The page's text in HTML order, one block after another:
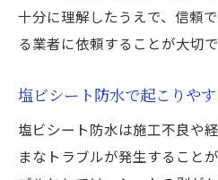
十分に理解したうえで、信頼
る業者に依頼することが大切で
塩ビシート防水で起こりや
塩ビシート防水は施工不良や
まなトラブルが発生すること